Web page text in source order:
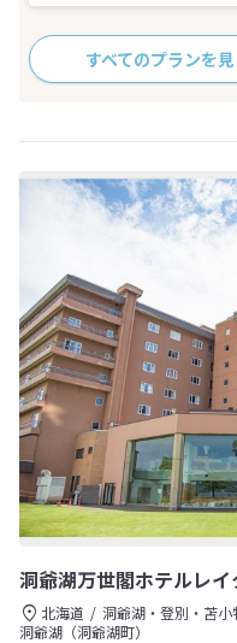
すべてのプランを
洞爺湖万世閣ホテルレ
北海道
洞爺湖・登別・苫小
洞爺湖（洞爺湖町）